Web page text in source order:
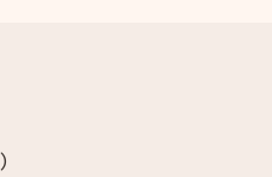
over de kwaliteit van je
klantenservice en stuur
je wilt bestellen. Zij kunnen
)